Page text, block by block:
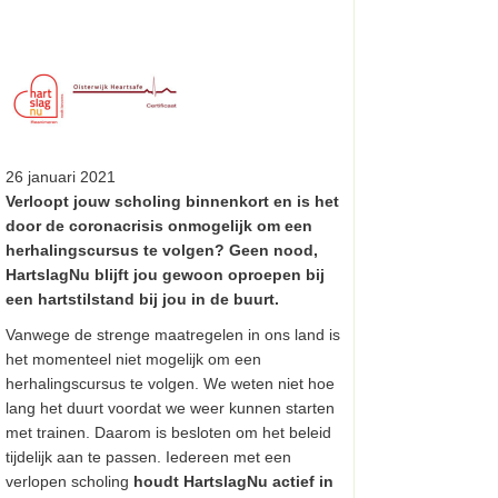
26 januari 2021
Verloopt jouw scholing binnenkort en is het
door de coronacrisis onmogelijk om een
herhalingscursus te volgen? Geen nood,
HartslagNu blijft jou gewoon oproepen bij
een hartstilstand bij jou in de buurt.
Vanwege de strenge maatregelen in ons land is
het momenteel niet mogelijk om een
herhalingscursus te volgen. We weten niet hoe
lang het duurt voordat we weer kunnen starten
met trainen. Daarom is besloten om het beleid
tijdelijk aan te passen. Iedereen met een
verlopen scholing houdt HartslagNu actief in